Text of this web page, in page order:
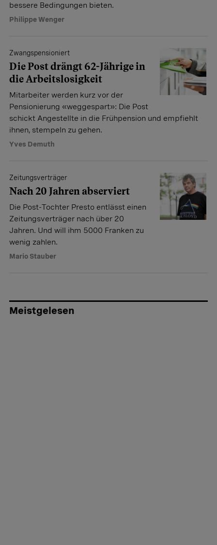
bessere Bedingungen bieten.
Philippe Wenger
Zwangspensioniert
Die Post drängt 62-Jährige in
die Arbeitslosigkeit
Mitarbeiter werden kurz vor der
Pensionierung «weggespart»: Die Post
schickt Angestellte in die Frühpension und empfiehlt
ihnen, stempeln zu gehen.
Yves Demuth
Zeitungsverträger
Nach 20 Jahren abserviert
Die Post-Tochter Presto entlässt einen
Zeitungsverträger nach über 20
Jahren. Und will ihm 5000 Franken zu
wenig zahlen.
Mario Stauber
Meistgelesen